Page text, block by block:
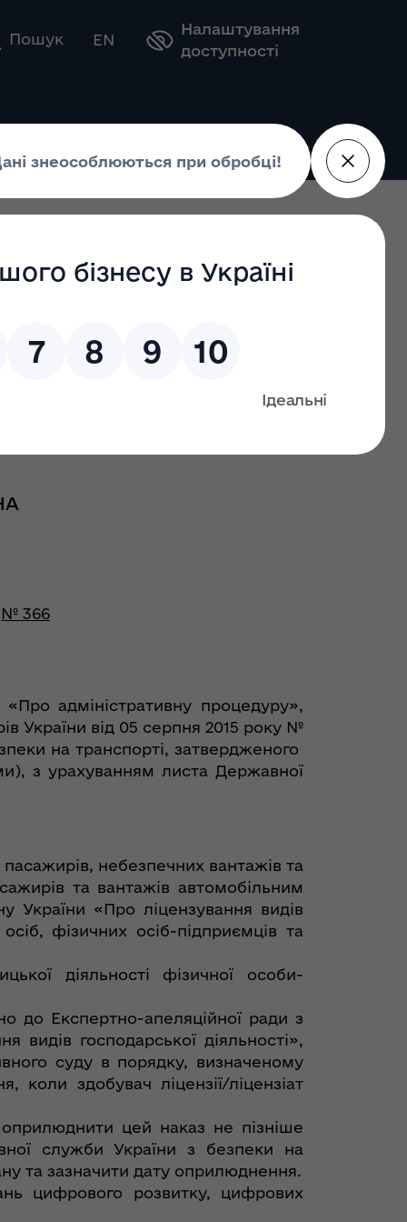
Пошук Оберіть свою мову
EN
Налаштування
доступності
від
№ 366
«Про адміністративну процедуру»,
України від 05 серпня 2015 року №
на транспорті, затвердженого
з урахуванням листа Державної
небезпечних вантажів та
та вантажів автомобільним
України «Про ліцензування видів
фізичних осіб-підприємців та
діяльності фізичної особи-
до Експертно-апеляційної ради з
видів господарської діяльності»,
суду в порядку, визначеному
здобувач ліцензії/ліцензіат
цей наказ не пізніше
служби України з безпеки на
та зазначити дату оприлюднення.
цифрового розвитку, цифрових